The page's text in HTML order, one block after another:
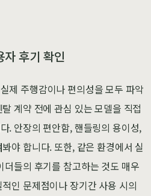
자 후기 확인
제 주행감이나 편의성을 모두 파악
계약 전에 관심 있는 모델을 직접
. 안장의 편안함, 핸들링의 용이성,
야 합니다. 또한, 같은 환경에서 실
들의 후기를 참고하는 것도 매우
인 문제점이나 장기간 사용 시의